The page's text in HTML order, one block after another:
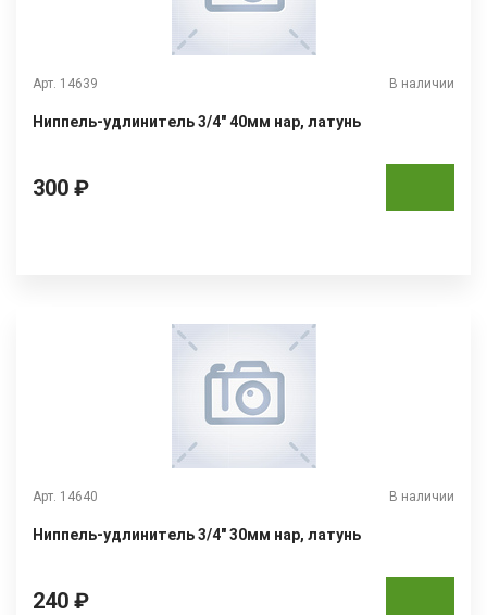
Арт. 14639 В наличии
Ниппель-удлинитель 3/4" 40мм нар, латунь
300 ₽
Арт. 14640 В наличии
Ниппель-удлинитель 3/4" 30мм нар, латунь
240 ₽